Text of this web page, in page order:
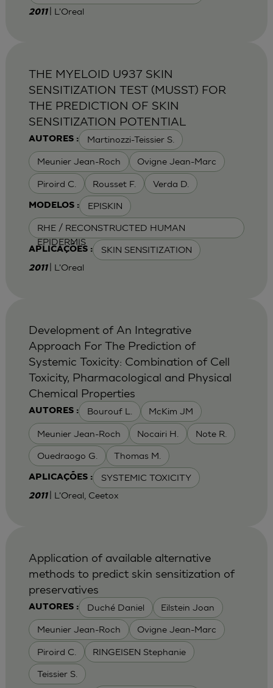
2011 | L'Oreal
AUTORES : Martinozzi-Teissier S.
Meunier Jean-Roch Ovigne Jean-Marc
Piroird C. Rousset F. Verda D.
MODELOS : EPISKIN
RHE / RECONSTRUCTED HUMAN
EPIDERMIS
APLICAÇÕES : SKIN SENSITIZATION
THE MYELOID U937 SKIN
SENSITIZATION TEST (MUSST) FOR
THE PREDICTION OF SKIN
SENSITIZATION POTENTIAL
2011 | L'Oreal
AUTORES : Bourouf L. McKim JM
Meunier Jean-Roch Nocairi H. Note R.
Ouedraogo G. Thomas M.
APLICAÇÕES : SYSTEMIC TOXICITY
Development of An Integrative
Approach For The Prediction of
Systemic Toxicity: Combination of Cell
Toxicity, Pharmacological and Physical
Chemical Properties
2011 | L'Oreal, Ceetox
AUTORES : Duché Daniel Eilstein Joan
Meunier Jean-Roch Ovigne Jean-Marc
Piroird C. RINGEISEN Stephanie
Teissier S.
Application of available alternative
methods to predict skin sensitization of
preservatives